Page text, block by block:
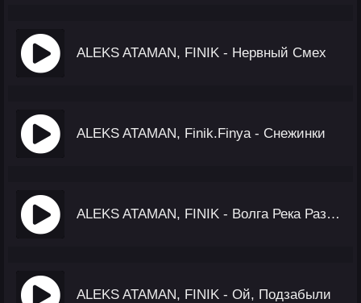
ALEKS ATAMAN, FINIK - Нервный Смех
ALEKS ATAMAN, Finik.Finya - Снежинки
ALEKS ATAMAN, FINIK - Волга Река Разделяет На Два Берега
ALEKS ATAMAN, FINIK - Ой, Подзабыли